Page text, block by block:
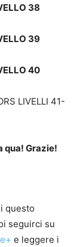
38
39
40
LIVELLI 41-
qua! Grazie!
questo
seguirci su
e leggere i